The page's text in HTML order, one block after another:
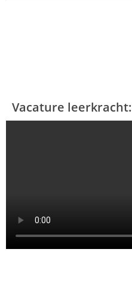
Vacature leerkracht: